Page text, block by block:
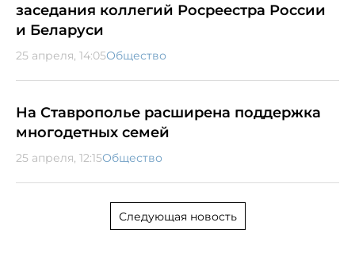
заседания коллегий Росреестра России
и Беларуси
25 апреля, 14:05Общество
На Ставрополье расширена поддержка
многодетных семей
25 апреля, 12:15Общество
Следующая новость